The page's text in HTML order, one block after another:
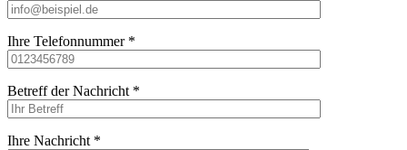
Ihre Telefonnummer *
Betreff der Nachricht *
Ihre Nachricht *